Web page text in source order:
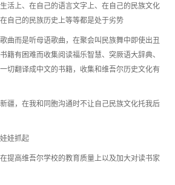
活上、在自己的语言文字上、在自己的民族文化
自己的民族历史上等等都是处于劣势
曲而是听母语歌曲，在聚会叫民族舞中即使出丑
籍有困难而收集阅读福乐智慧、突厥语大辞典、
切翻译成中文的书籍，收集和维吾尔历史文化有
疆，在我和同胞沟通时不让自己民族文化托我后
娃抓起
提高维吾尔学校的教育质量上以及加大对读书家